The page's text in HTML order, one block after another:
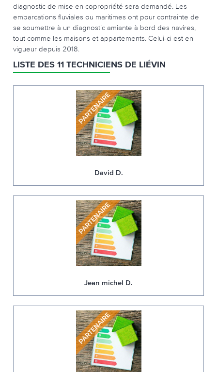
diagnostic de mise en copropriété sera demandé. Les
embarcations fluviales ou maritimes ont pour contrainte de
se soumettre à un diagnostic amiante à bord des navires,
tout comme les maisons et appartements. Celui-ci est en
vigueur depuis 2018.
LISTE DES 11 TECHNICIENS DE LIÉVIN
David D.
Jean michel D.